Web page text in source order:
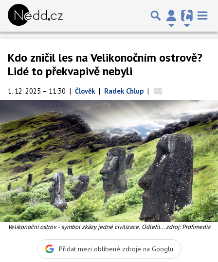
Kdo zničil les na Velikonočním ostrově?
Lidé to překvapivě nebyli
1. 12. 2025 – 11:30 | Člověk | Radek Chlup |
Velikonoční ostrov - symbol zkázy jedné civilizace. Odlehlé
jadernou apokalypsu.
zdroj: Profimedia
Přidat mezi oblíbené zdroje na Googlu